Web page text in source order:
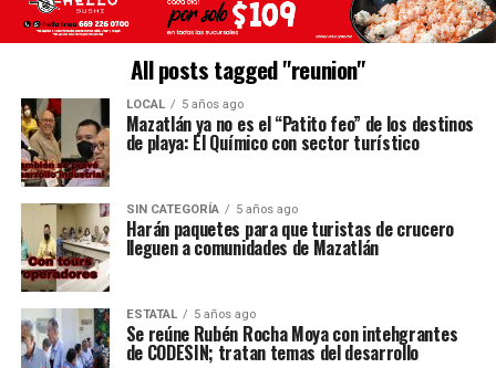
All posts tagged "reunion"
LOCAL 5 años ago
Mazatlán ya no es el “Patito feo” de los destinos
de playa: El Químico con sector turístico
SIN CATEGORÍA 5 años ago
Harán paquetes para que turistas de crucero
lleguen a comunidades de Mazatlán
ESTATAL 5 años ago
Se reúne Rubén Rocha Moya con intehgrantes
de CODESIN; tratan temas del desarrollo